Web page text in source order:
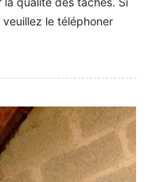
le téléphoner